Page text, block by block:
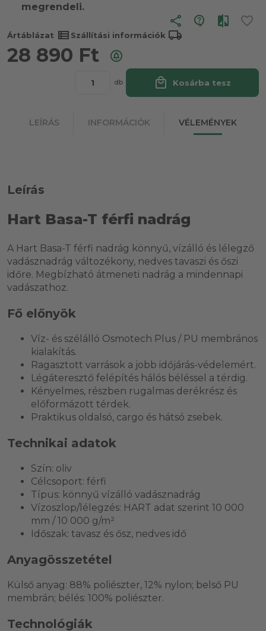
megrendeli.
share
Ártáblázat view_list Szállítási információk local_shipping
28 890 Ft
db local_mall Kosárba tesz
LEÍRÁS INFORMÁCIÓK VÉLEMÉNYEK
Leírás
Hart Basa-T férfi nadrág
A Hart Basa-T férfi nadrág könnyű, vízálló és lélegző
vadásznadrág változékony, nedves tavaszi és őszi
időre. Megbízható átmeneti nadrág a mindennapi
vadászathoz.
Fő előnyök
Víz- és szélálló Osmotech Plus / PU membrános
kialakítás.
Ragasztott varrások a jobb időjárás-védelemért.
Légáteresztő felépítés hálós béléssel a térdig.
Kényelmes, részben rugalmas derékrész és
előformázott térdek.
Praktikus oldalsó, cargo és hátsó zsebek.
Technikai adatok
Szín: oliv
Célcsoport: férfi
Típus: könnyű vízálló vadásznadrág
Vízoszlop/lélegzés: HART adat szerint 10 000
mm / 10 000 g/m²
Időszak: tavasz és ősz, nedves idő
Anyagösszetétel
Külső anyag: 88% poliészter, 12% nylon; belső PU
membrán; bélés: 100% poliészter.
Technológiák